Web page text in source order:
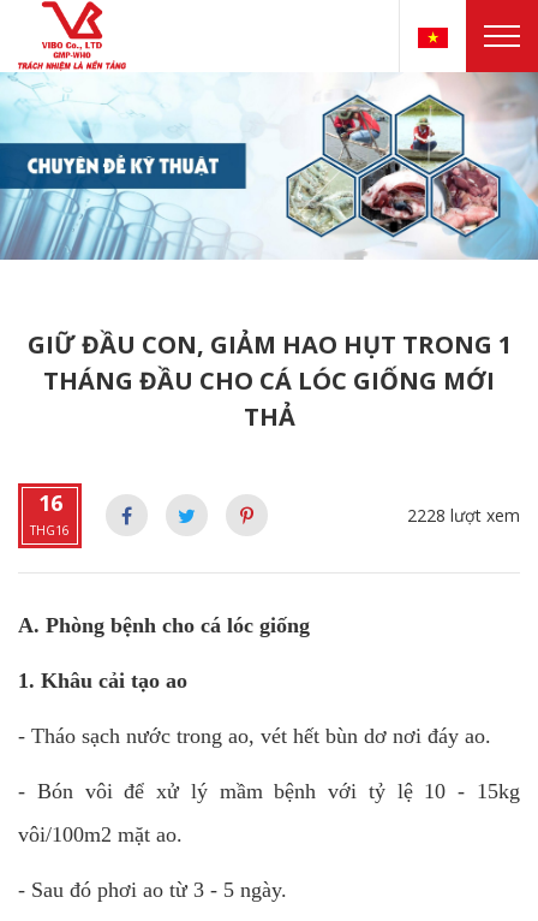
GIỮ ĐẦU CON, GIẢM HAO HỤT TRONG 1
THÁNG ĐẦU CHO CÁ LÓC GIỐNG MỚI
THẢ
16
THG16
2228 lượt xem
A. Phòng bệnh cho cá lóc giống
1. Khâu cải tạo ao
- Tháo sạch nước trong ao, vét hết bùn dơ nơi đáy ao.
- Bón vôi để xử lý mầm bệnh với tỷ lệ 10 - 15kg
vôi/100m2 mặt ao.
- Sau đó phơi ao từ 3 - 5 ngày.